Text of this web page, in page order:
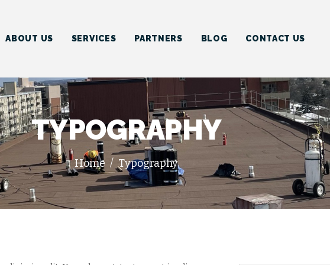
ABOUT US SERVICES PARTNERS BLOG CONTACT US
TYPOGRAPHY
Home Typography
ABOUT US
PARTNERS
BLOG
CONTACT US